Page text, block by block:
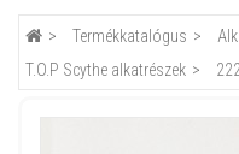
Termékkatalógus
T.O.P Scythe alkatrészek